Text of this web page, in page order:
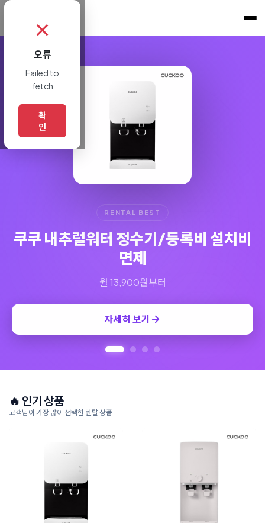
🔥 인기 상품
고객님이 가장 많이 선택한 렌탈 상품
✗
오류
Failed to
fetch
확
인